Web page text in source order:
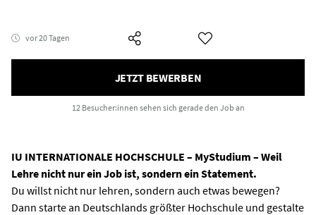
vor 20 Tagen
JETZT BEWERBEN
12 Besucher:innen sehen sich gerade den Job an
IU INTERNATIONALE HOCHSCHULE – MyStudium – Weil
Lehre nicht nur ein Job ist, sondern ein Statement.
Du willst nicht nur lehren, sondern auch etwas bewegen?
Dann starte an Deutschlands größter Hochschule und gestalte